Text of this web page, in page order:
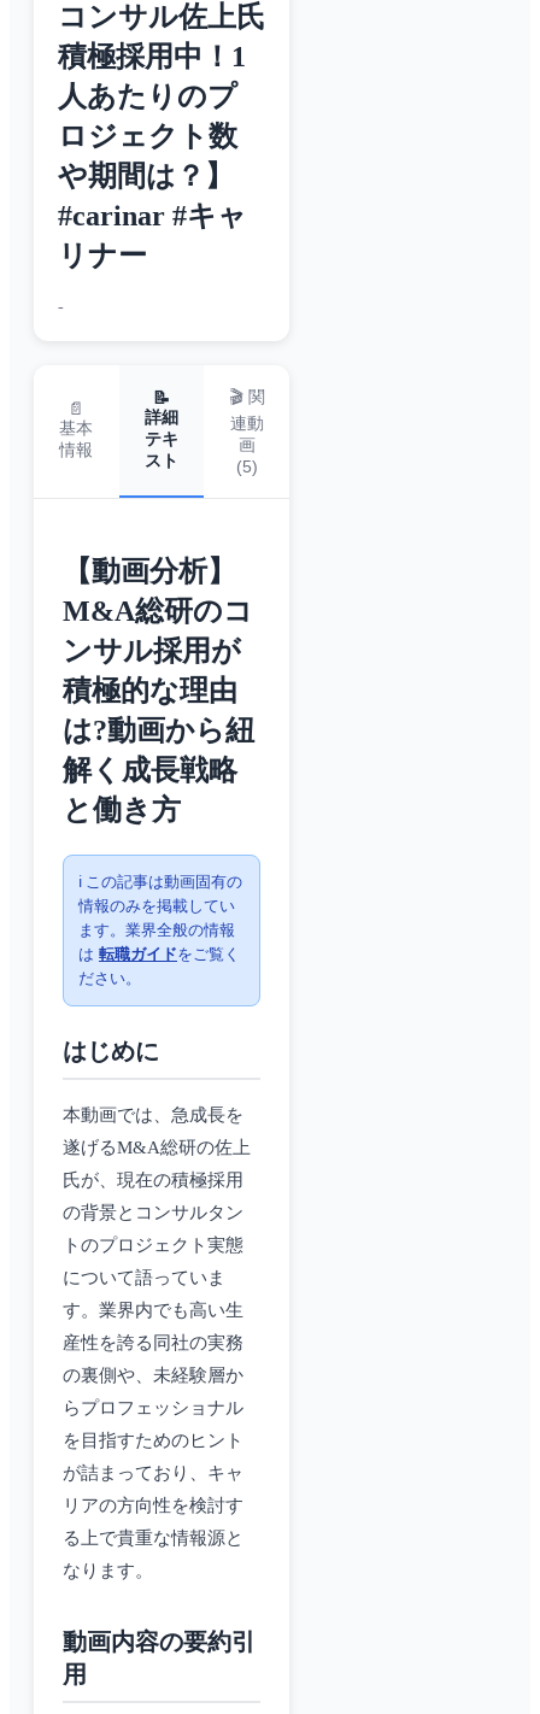
コンサル佐上氏
積極採用中！1
人あたりのプ
ロジェクト数
や期間は？】
#carinar #キャ
リナー
-
📄
基本
情報
📝
詳細
テキ
スト
🎬 関
連動
画
(5)
【動画分析】
M&A総研のコ
ンサル採用が
積極的な理由
は?動画から紐
解く成長戦略
と働き方
ℹ️ この記事は動画固有の
情報のみを掲載してい
ます。業界全般の情報
は 転職ガイドをご覧く
ださい。
はじめに
本動画では、急成長を
遂げるM&A総研の佐上
氏が、現在の積極採用
の背景とコンサルタン
トのプロジェクト実態
について語っていま
す。業界内でも高い生
産性を誇る同社の実務
の裏側や、未経験層か
らプロフェッショナル
を目指すためのヒント
が詰まっており、キャ
リアの方向性を検討す
る上で貴重な情報源と
なります。
動画内容の要約引
用